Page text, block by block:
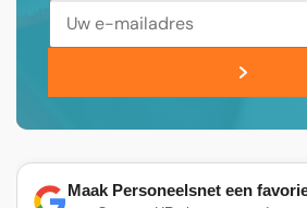
Maak Personeelsnet een